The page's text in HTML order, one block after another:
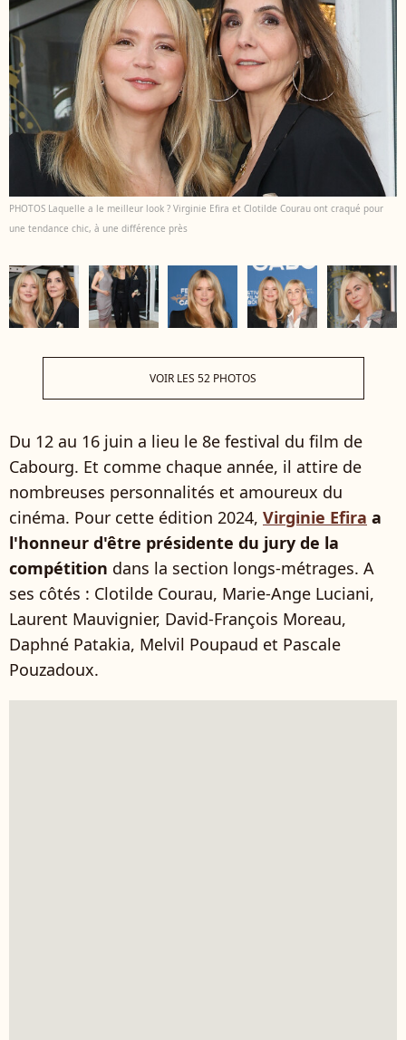
PHOTOS Laquelle a le meilleur look ? Virginie Efira et Clotilde Courau ont craqué pour
une tendance chic, à une différence près
VOIR LES 52 PHOTOS
Du 12 au 16 juin a lieu le 8e festival du film de
Cabourg. Et comme chaque année, il attire de
nombreuses personnalités et amoureux du
cinéma. Pour cette édition 2024, Virginie Efira a
l'honneur d'être présidente du jury de la
compétition dans la section longs-métrages. A
ses côtés : Clotilde Courau, Marie-Ange Luciani,
Laurent Mauvignier, David-François Moreau,
Daphné Patakia, Melvil Poupaud et Pascale
Pouzadoux.